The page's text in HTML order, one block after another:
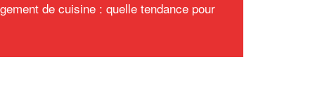
de cuisine : quelle tendance pour